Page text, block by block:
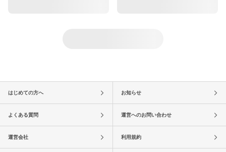
はじめての方へ お知らせ
よくある質問 運営へのお問い合わせ
運営会社 利用規約